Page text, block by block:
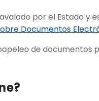
por el Estado y
Documentos
de documentos
?